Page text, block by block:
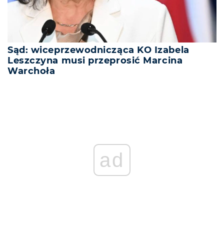
Sąd: wiceprzewodnicząca KO Izabela
Leszczyna musi przeprosić Marcina
Warchoła
ad